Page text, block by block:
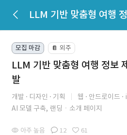
모집 마감 📔 외주
LLM 기반 맞춤형 여행 정보
발
개발 디자인 기획 웹 안드로이드
AI 모델 구축, 랜딩ㆍ소개 페이지
아주 높음 12 61